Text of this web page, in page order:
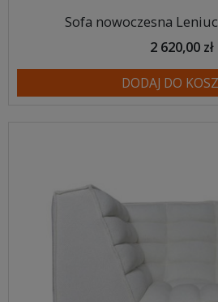
Sofa nowoczesna
2 620,00 zł
DODAJ DO